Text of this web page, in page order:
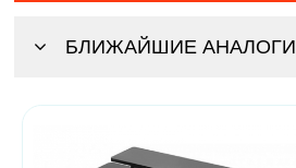
БЛИЖАЙШИЕ АНАЛОГИ